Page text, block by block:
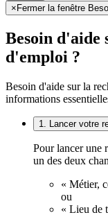
× Fermer la fenêtre
Besoin d'aide
d'emploi ?
Besoin d'aide sur la
informations
1. Lancer votre
Pour lancer une
un des deux
« Métier,
ou
« Lieu de